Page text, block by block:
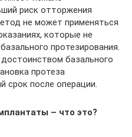
риск отторжения
не может применяться
которые не
протезирования.
базального
протеза
срок после операции.
– что это?